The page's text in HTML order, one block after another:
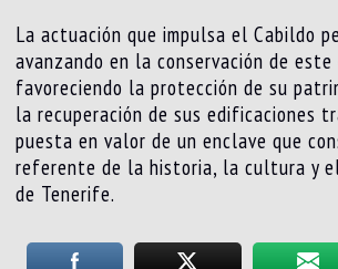
La actuación que impulsa el Cabildo
avanzando en la conservación de
favoreciendo la protección de su
la recuperación de sus edificaciones
puesta en valor de un enclave que
referente de la historia, la cultura y
de Tenerife.